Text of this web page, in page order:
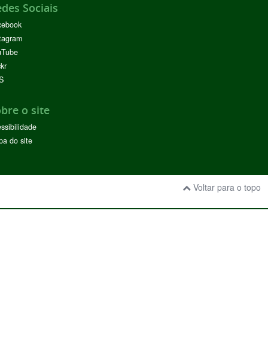
Sociais
o site
do site
Voltar para o topo